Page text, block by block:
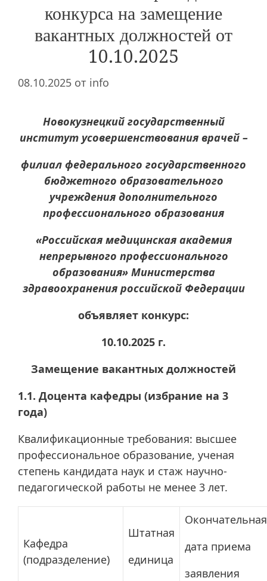
конкурса на замещение
вакантных должностей от
10.10.2025
08.10.2025 от info
Новокузнецкий государственный
институт усовершенствования врачей –
филиал федерального государственного
бюджетного образовательного
учреждения дополнительного
профессионального образования
«Российская медицинская академия
непрерывного профессионального
образования» Министерства
здравоохранения российской Федерации
объявляет конкурс:
10.10.2025 г.
Замещение вакантных должностей
1.1. Доцента кафедры (избрание на 3
года)
Квалификационные требования: высшее
профессиональное образование, ученая
степень кандидата наук и стаж научно-
педагогической работы не менее 3 лет.
Кафедра
(подразделение)
Штатная
единица
Окончательная
дата приема
заявления